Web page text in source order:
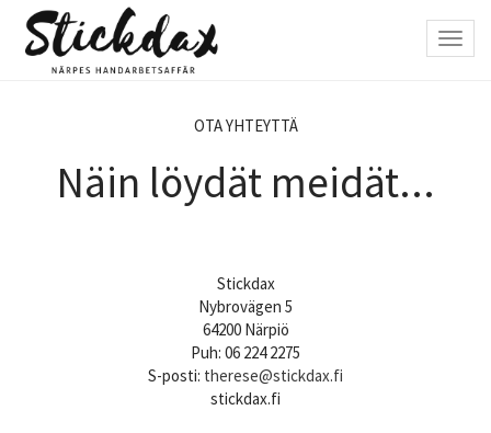
Hyppää
pääsisältöön
OTA YHTEYTTÄ
Näin löydät meidät...
Stickdax
Nybrovägen 5
64200 Närpiö
Puh: 06 224 2275
S-posti: therese@stickdax.fi
stickdax.fi